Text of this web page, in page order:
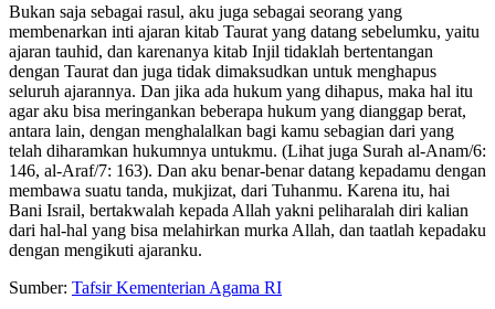
Bukan saja sebagai rasul, aku juga sebagai seorang yang
membenarkan inti ajaran kitab Taurat yang datang sebelumku, yaitu
ajaran tauhid, dan karenanya kitab Injil tidaklah bertentangan
dengan Taurat dan juga tidak dimaksudkan untuk menghapus
seluruh ajarannya. Dan jika ada hukum yang dihapus, maka hal itu
agar aku bisa meringankan beberapa hukum yang dianggap berat,
antara lain, dengan menghalalkan bagi kamu sebagian dari yang
telah diharamkan hukumnya untukmu. (Lihat juga Surah al-Anam/6:
146, al-Araf/7: 163). Dan aku benar-benar datang kepadamu dengan
membawa suatu tanda, mukjizat, dari Tuhanmu. Karena itu, hai
Bani Israil, bertakwalah kepada Allah yakni peliharalah diri kalian
dari hal-hal yang bisa melahirkan murka Allah, dan taatlah kepadaku
dengan mengikuti ajaranku.
Sumber: Tafsir Kementerian Agama RI